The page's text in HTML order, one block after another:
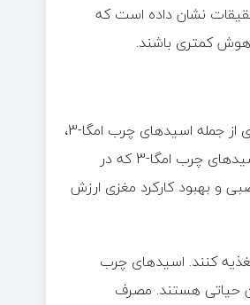
نشان داده است که
هوش کمتری باشند.
تغذیه مناسب مادران در طول دوران بارداری از اهمیت فراوانی برخوردار است. مصرف مواد مغذی از جمله اسیدهای چرب امگا-3،
اسید فولیک، آهن، ویتامین D و کلسیم می‌تواند به توسعه مغز جنین کمک بسیاری نماید. اسیدهای چرب امگا-3 که در
و بهبود کارکرد مغزی ارزش
کنند. اسیدهای چرب
حیاتی هستند. مصرف